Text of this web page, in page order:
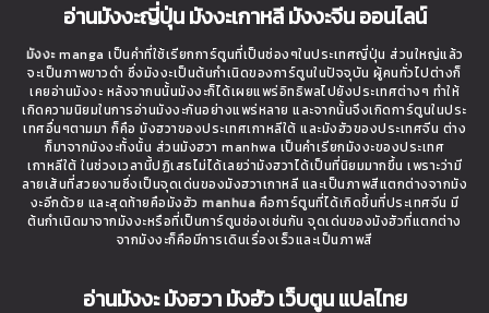
อ่านมังงะญี่ปุ่น มังงะเกาหลี มังงะจีน ออนไลน์
มังงะmanga เป็นคำที่ใช้เรียกการ์ตูนที่เป็นช่องๆในประเทศญี่ปุ่น ส่วนใหญ่แล้ว
จะเป็นภาพขาวดำ ซึ่งมังงะเป็นต้นกำเนิดของการ์ตูนในปัจจุบัน ผู้คนทั่วไปต่างก็
เคยอ่านมังงะ หลังจากนนั้นมังงะก็ได้เผยแพร่อิทธิพลไปยังประเทศต่างๆ ทำให้
เกิดความนิยมในการอ่านมังงะกันอย่างแพร่หลาย และจากนั้นจึงเกิดการ์ตูนในประ
เทศอื่นๆตามมา ก็คือ มังฮวาของประเทศเกาหลีใต้ และมังฮัวของประเทศจีน ต่าง
ก็มาจากมังงะทั้งนั้น ส่วนมังฮวา manhwa เป็นคำเรียกมังงะของประเทศ
เกาหลีใต้ ในช่วงเวลานี้ปฏิเสธไม่ได้เลยว่ามังฮวาได้เป็นที่นิยมมากขึ้น เพราะว่ามี
ลายเส้นที่สวยงามซึ่งเป็นจุดเด่นของมังฮวาเกาหลี และเป็นภาพสีแตกต่างจากมัง
งะอีกด้วย และสุดท้ายคือมังฮัว manhua คือการ์ตูนที่ได้เกิดขึ้นที่ประเทศจีน มี
ต้นกำเนิดมาจากมังงะหรือที่เป็นการ์ตูนช่องเช่นกัน จุดเด่นของมังฮัวที่แตกต่าง
จากมังงะก็คือมีการเดินเรื่องเร็วและเป็นภาพสี
อ่านมังงะ มังฮวา มังฮัว เว็บตูน แปลไทย